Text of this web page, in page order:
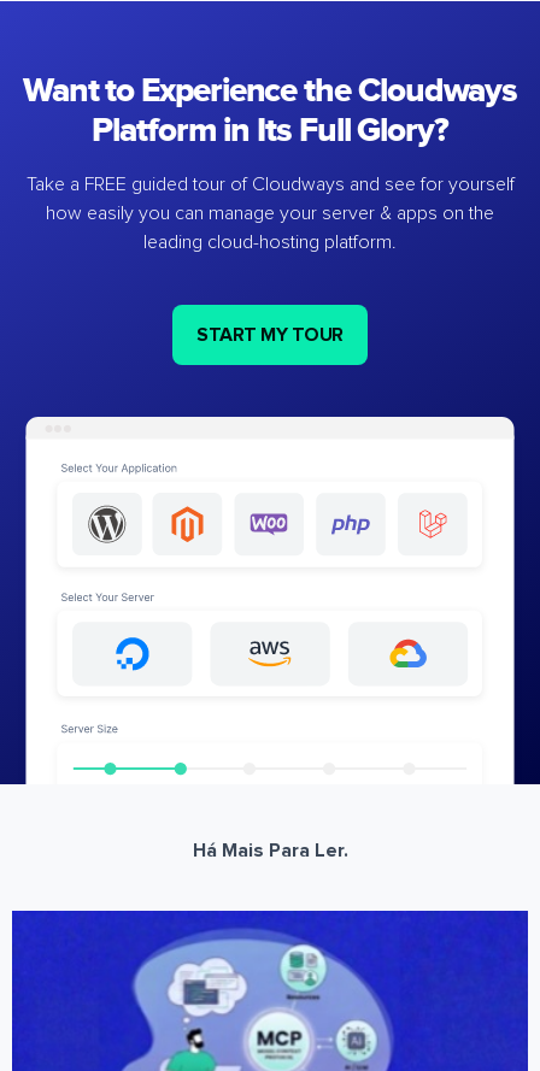
Want to Experience the Cloudways
Platform in Its Full Glory?
Take a FREE guided tour of Cloudways and see for yourself
how easily you can manage your server & apps on the
leading cloud-hosting platform.
START MY TOUR
Há Mais Para Ler.